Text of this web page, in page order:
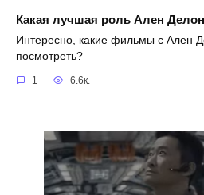
Какая лучшая роль Ален
Интересно, какие фильмы с Ален
посмотреть?
1 6.6к.